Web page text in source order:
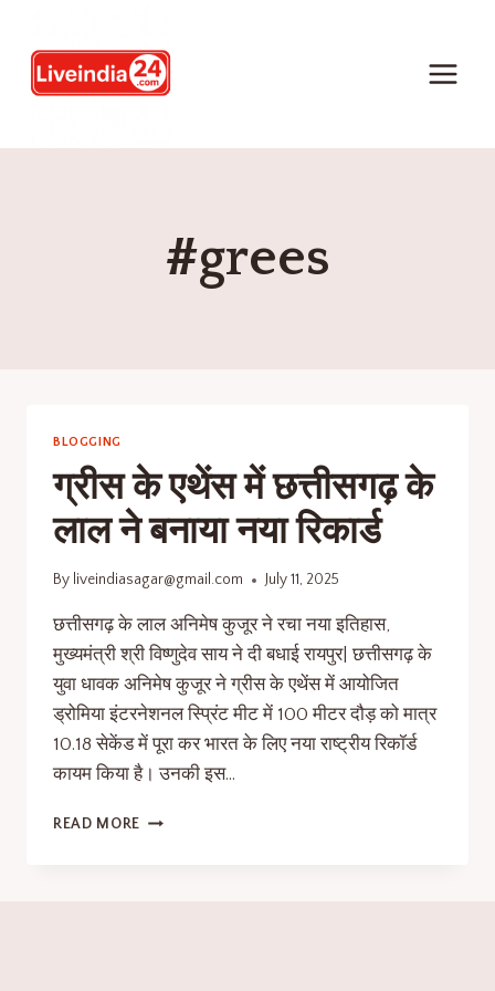
#grees
BLOGGING
ग्रीस के एथेंस में छत्तीसगढ़ के
लाल ने बनाया नया रिकार्ड
By liveindiasagar@gmail.com July 11, 2025
छत्तीसगढ़ के लाल अनिमेष कुजूर ने रचा नया इतिहास,
मुख्यमंत्री श्री विष्णुदेव साय ने दी बधाई रायपुर| छत्तीसगढ़ के
युवा धावक अनिमेष कुजूर ने ग्रीस के एथेंस में आयोजित
ड्रोमिया इंटरनेशनल स्प्रिंट मीट में 100 मीटर दौड़ को मात्र
10.18 सेकेंड में पूरा कर भारत के लिए नया राष्ट्रीय रिकॉर्ड
कायम किया है। उनकी इस…
READ MORE